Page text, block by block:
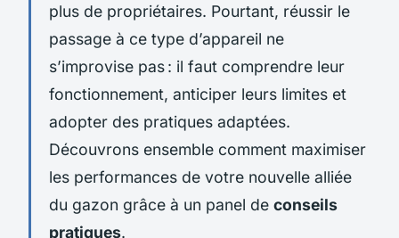
plus de propriétaires. Pourtant, réussir le
passage à ce type d’appareil ne
s’improvise pas : il faut comprendre leur
fonctionnement, anticiper leurs limites et
adopter des pratiques adaptées.
Découvrons ensemble comment maximiser
les performances de votre nouvelle alliée
du gazon grâce à un panel de conseils
pratiques.